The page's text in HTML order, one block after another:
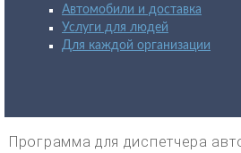
Автомобили и доставка
Услуги для людей
Для каждой организации
Программа для диспетчера